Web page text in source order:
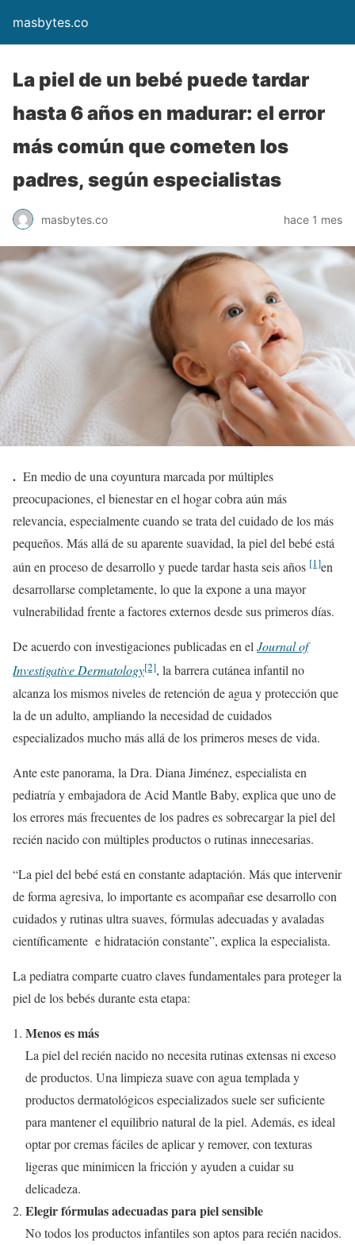
masbytes.co
La piel de un bebé puede tardar
hasta 6 años en madurar: el error
más común que cometen los
padres, según especialistas
masbytes.co hace 1 mes
. En medio de una coyuntura marcada por múltiples
preocupaciones, el bienestar en el hogar cobra aún más
relevancia, especialmente cuando se trata del cuidado de los más
pequeños. Más allá de su aparente suavidad, la piel del bebé está
aún en proceso de desarrollo y puede tardar hasta seis años [1]en
desarrollarse completamente, lo que la expone a una mayor
vulnerabilidad frente a factores externos desde sus primeros días.
De acuerdo con investigaciones publicadas en elJournal of
Investigative Dermatology[2], la barrera cutánea infantil no
alcanza los mismos niveles de retención de agua y protección que
la de un adulto, ampliando la necesidad de cuidados
especializados mucho más allá de los primeros meses de vida.
Ante este panorama, la Dra. Diana Jiménez, especialista en
pediatría y embajadora de Acid Mantle Baby, explica que uno de
los errores más frecuentes de los padres es sobrecargar la piel del
recién nacido con múltiples productos o rutinas innecesarias.
“La piel del bebé está en constante adaptación. Más que intervenir
de forma agresiva, lo importante es acompañar ese desarrollo con
cuidados y rutinas ultra suaves, fórmulas adecuadas y avaladas
científicamente e hidratación constante”, explica la especialista.
La pediatra comparte cuatro claves fundamentales para proteger la
piel de los bebés durante esta etapa:
Menos es más
La piel del recién nacido no necesita rutinas extensas ni exceso
de productos. Una limpieza suave con agua templada y
productos dermatológicos especializados suele ser suficiente
para mantener el equilibrio natural de la piel. Además, es ideal
optar por cremas fáciles de aplicar y remover, con texturas
ligeras que minimicen la fricción y ayuden a cuidar su
delicadeza.
Elegir fórmulas adecuadas para piel sensible
No todos los productos infantiles son aptos para recién nacidos.